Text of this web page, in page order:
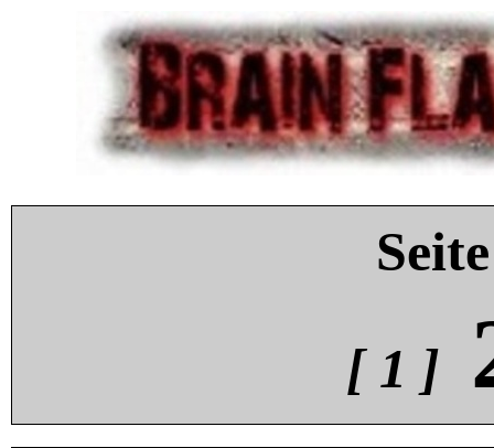
[ 1 ]